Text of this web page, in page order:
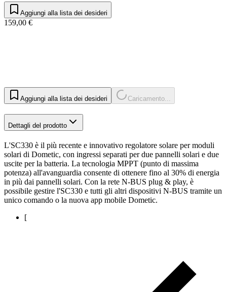
Aggiungi alla lista dei desideri
159,00 €
Aggiungi alla lista dei desideri Caricamento...
Dettagli del prodotto
L'SC330 è il più recente e innovativo regolatore solare per moduli
solari di Dometic, con ingressi separati per due pannelli solari e due
uscite per la batteria. La tecnologia MPPT (punto di massima
potenza) all'avanguardia consente di ottenere fino al 30% di energia
in più dai pannelli solari. Con la rete N-BUS plug & play, è
possibile gestire l'SC330 e tutti gli altri dispositivi N-BUS tramite un
unico comando o la nuova app mobile Dometic.
[